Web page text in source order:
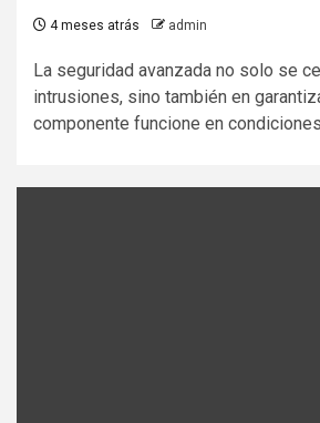
4 meses atrás admin
La seguridad avanzada no solo se
intrusiones, sino también en
componente funcione en